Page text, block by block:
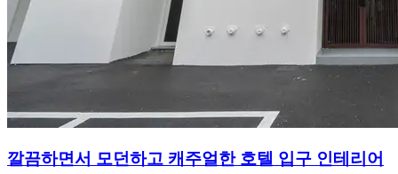
깔끔하면서 모던하고 캐주얼한 호텔 입구 인테리어